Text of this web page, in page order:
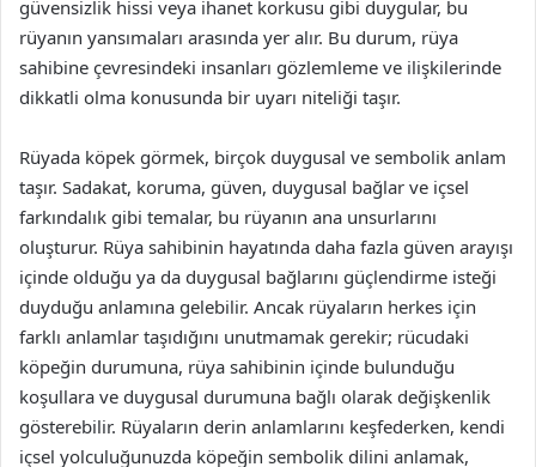
güvensizlik hissi veya ihanet korkusu gibi duygular, bu
rüyanın yansımaları arasında yer alır. Bu durum, rüya
sahibine çevresindeki insanları gözlemleme ve ilişkilerinde
dikkatli olma konusunda bir uyarı niteliği taşır.
Rüyada köpek görmek, birçok duygusal ve sembolik anlam
taşır. Sadakat, koruma, güven, duygusal bağlar ve içsel
farkındalık gibi temalar, bu rüyanın ana unsurlarını
oluşturur. Rüya sahibinin hayatında daha fazla güven arayışı
içinde olduğu ya da duygusal bağlarını güçlendirme isteği
duyduğu anlamına gelebilir. Ancak rüyaların herkes için
farklı anlamlar taşıdığını unutmamak gerekir; rücudaki
köpeğin durumuna, rüya sahibinin içinde bulunduğu
koşullara ve duygusal durumuna bağlı olarak değişkenlik
gösterebilir. Rüyaların derin anlamlarını keşfederken, kendi
içsel yolculuğunuzda köpeğin sembolik dilini anlamak,